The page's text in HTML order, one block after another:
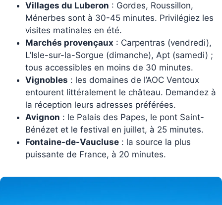
Villages du Luberon : Gordes, Roussillon,
Ménerbes sont à 30-45 minutes. Privilégiez les
visites matinales en été.
Marchés provençaux : Carpentras (vendredi),
L’Isle-sur-la-Sorgue (dimanche), Apt (samedi) ;
tous accessibles en moins de 30 minutes.
Vignobles : les domaines de l’AOC Ventoux
entourent littéralement le château. Demandez à
la réception leurs adresses préférées.
Avignon : le Palais des Papes, le pont Saint-
Bénézet et le festival en juillet, à 25 minutes.
Fontaine-de-Vaucluse : la source la plus
puissante de France, à 20 minutes.